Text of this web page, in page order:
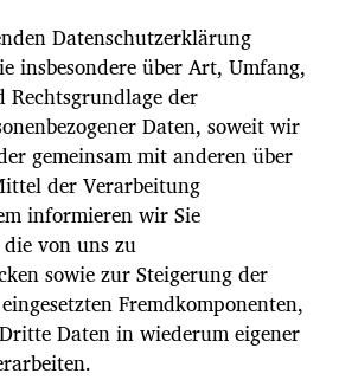
Datenschutzerklärung
insbesondere über Art, Umfang,
Rechtsgrundlage der
Daten, soweit wir
gemeinsam mit anderen über
der Verarbeitung
informieren wir Sie
von uns zu
sowie zur Steigerung der
Fremdkomponenten,
Daten in wiederum eigener